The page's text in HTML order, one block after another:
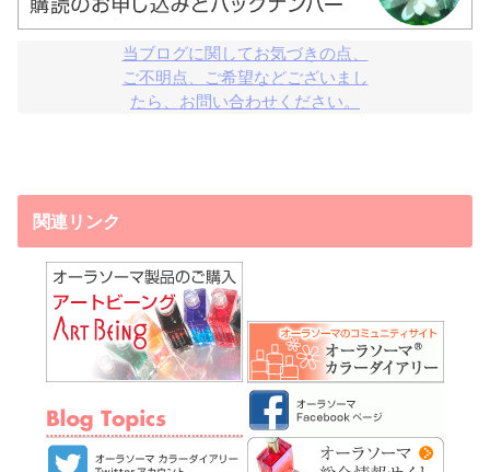
当ブログに関してお気づきの点、
ご不明点、ご希望などございまし
たら、お問い合わせください。
関連リンク